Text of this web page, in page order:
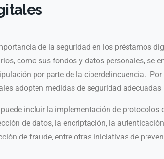
de la seguridad en los préstamos
como sus fondos y datos personales, se
por parte de la ciberdelincuencia.
adopten medidas de seguridad adecuadas
puede incluir la implementación de protocolos
de datos, la encriptación, la
de fraude, entre otras iniciativas de